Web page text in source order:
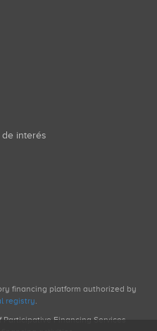
de interés
financing platform authorized by
registry.
Participative Financing Services